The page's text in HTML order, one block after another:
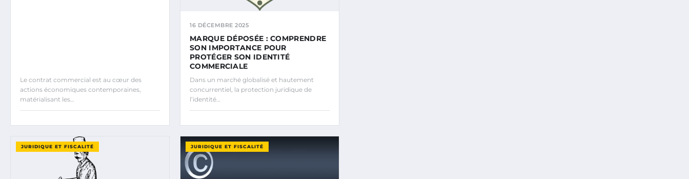
Le contrat commercial est au cœur des
actions économiques contemporaines,
matérialisant les…
16 DÉCEMBRE 2025
MARQUE DÉPOSÉE : COMPRENDRE
SON IMPORTANCE POUR
PROTÉGER SON IDENTITÉ
COMMERCIALE
Dans un marché globalisé et hautement
concurrentiel, la protection juridique de
l’identité…
JURIDIQUE ET FISCALITÉ JURIDIQUE ET FISCALITÉ